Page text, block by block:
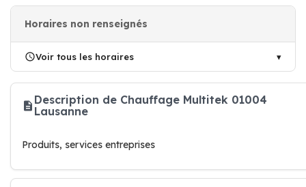
Horaires non renseignés
Voir tous les horaires
Description de Chauffage Multitek 01004
Lausanne
Produits, services entreprises